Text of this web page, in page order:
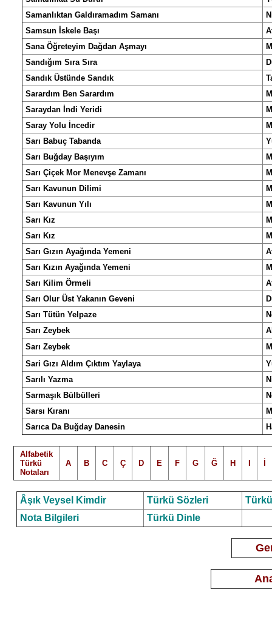
Samanlıktan Galdıramadım Samanı
Samsun İskele Başı
Sana Öğreteyim Dağdan Aşmayı
Sandığım Sıra Sıra
Sandık Üstünde Sandık
Sarardım Ben Sarardım
Saraydan İndi Yeridi
Saray Yolu İncedir
Sarı Babuç Tabanda
Sarı Buğday Başıyım
Sarı Çiçek Mor Menevşe Zamanı
Sarı Kavunun Dilimi
Sarı Kavunun Yılı
Sarı Kız
Sarı Kız
Sarı Gızın Ayağında Yemeni
Sarı Kızın Ayağında Yemeni
Sarı Kilim Örmeli
Sarı Olur Üst Yakanın Geveni
Sarı Tütün Yelpaze
Sarı Zeybek
Sarı Zeybek
Sari Gızı Aldım Çıktım Yaylaya
Sarılı Yazma
Sarmaşık Bülbülleri
Sarsı Kıranı
Sarıca Da Buğday Danesin
Alfabetik
Türkü
Notaları
A B C Ç D E F G Ğ H
Âşık Veysel Kimdir Türkü Sözleri
Nota Bilgileri
Türkü Dinle